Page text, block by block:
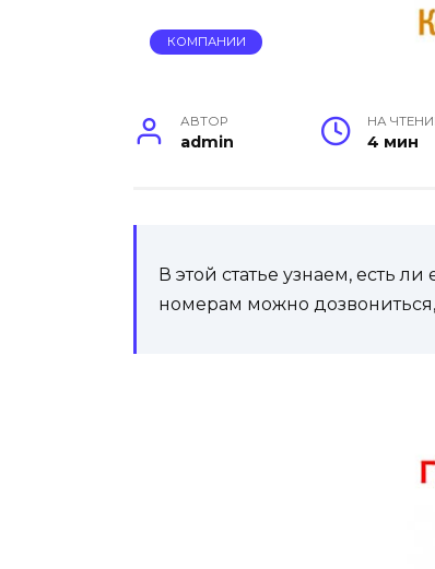
КОМПАНИИ
АВТОР
admin
НА
4 мин
В этой статье узнаем, есть
номерам можно